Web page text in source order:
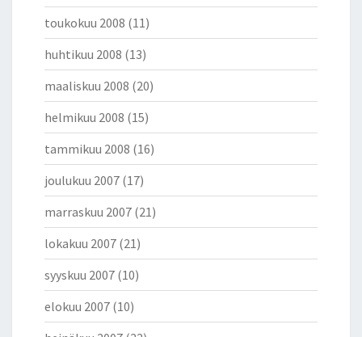
toukokuu 2008 (11)
huhtikuu 2008 (13)
maaliskuu 2008 (20)
helmikuu 2008 (15)
tammikuu 2008 (16)
joulukuu 2007 (17)
marraskuu 2007 (21)
lokakuu 2007 (21)
syyskuu 2007 (10)
elokuu 2007 (10)